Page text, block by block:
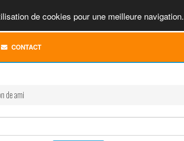
de cookies pour une meilleure navigation.
CONTACT
de ami